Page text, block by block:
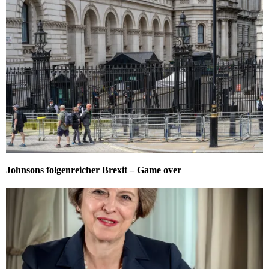
Johnsons folgenreicher Brexit – Game over